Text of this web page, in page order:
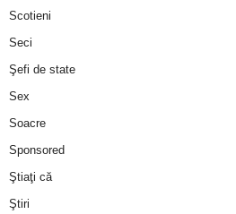
Scotieni
Seci
Şefi de state
Sex
Soacre
Sponsored
Ştiaţi că
Ştiri